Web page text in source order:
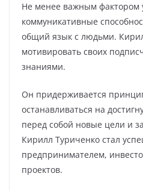
Не менее важным фактором
коммуникативные
общий язык с людьми.
мотивировать своих
знаниями.
Он придерживается
останавливаться на
перед собой новые цели и
Кирилл Туриченко стал
предпринимателем,
проектов.